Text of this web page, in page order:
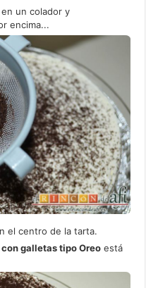
un colador y
encima...
el centro de la tarta.
galletas tipo Oreo está